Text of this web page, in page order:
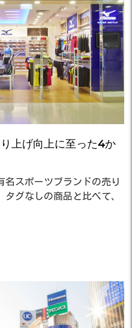
上げ向上に至った4か
名スポーツブランドの売り
タグなしの商品と比べて、